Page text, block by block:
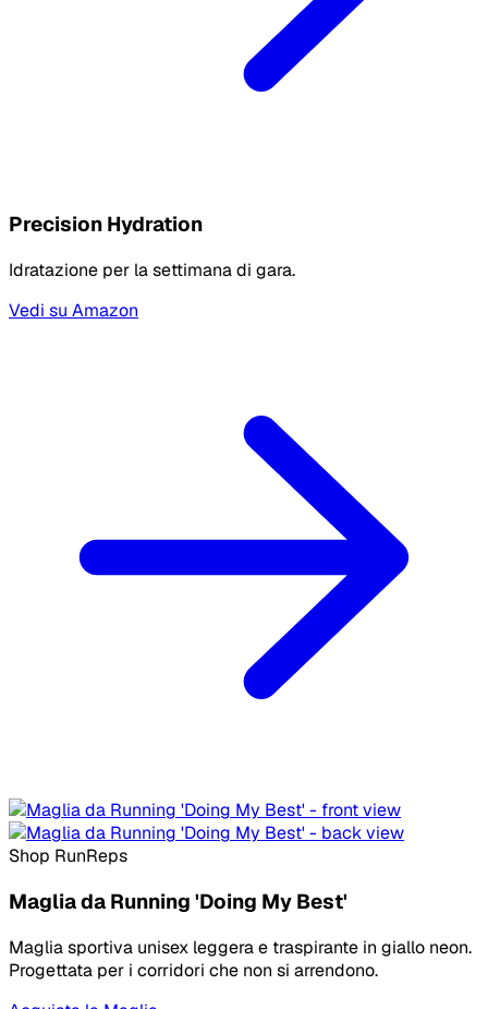
Precision Hydration
Idratazione per la settimana di gara.
Vedi su Amazon
Shop RunReps
Maglia da Running 'Doing My Best'
Maglia sportiva unisex leggera e traspirante in giallo neon.
Progettata per i corridori che non si arrendono.